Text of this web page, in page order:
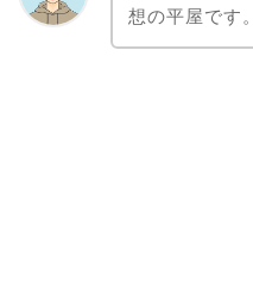
想の平屋です。